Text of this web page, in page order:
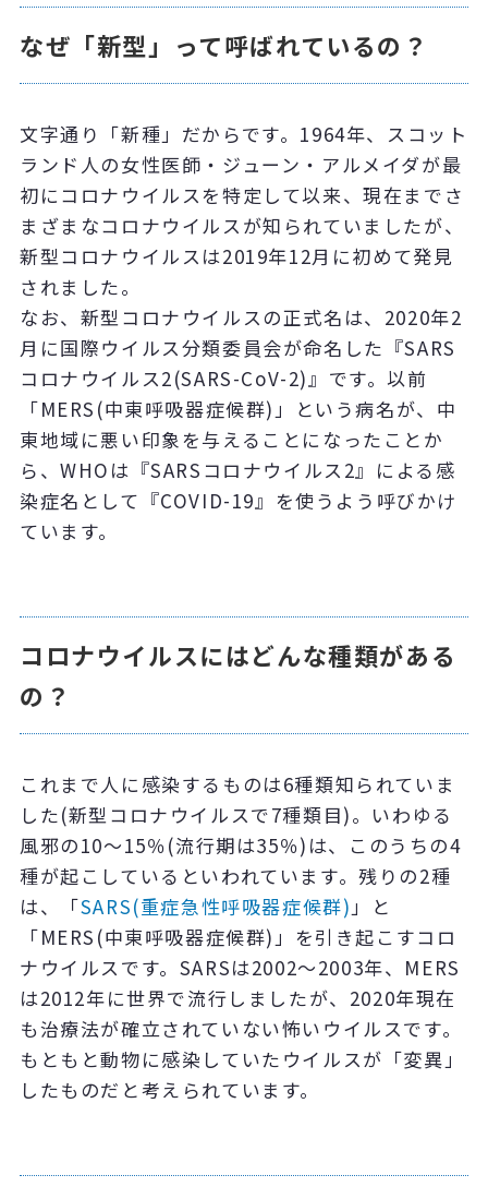
なぜ「新型」って呼ばれているの？
文字通り「新種」だからです。1964年、スコット
ランド人の女性医師・ジューン・アルメイダが最
初にコロナウイルスを特定して以来、現在までさ
まざまなコロナウイルスが知られていましたが、
新型コロナウイルスは2019年12月に初めて発見
されました。
なお、新型コロナウイルスの正式名は、2020年2
月に国際ウイルス分類委員会が命名した『SARS
コロナウイルス2(SARS-CoV-2)』です。以前
「MERS(中東呼吸器症候群)」という病名が、中
東地域に悪い印象を与えることになったことか
ら、WHOは『SARSコロナウイルス2』による感
染症名として『COVID-19』を使うよう呼びかけ
ています。
コロナウイルスにはどんな種類がある
の？
これまで人に感染するものは6種類知られていま
した(新型コロナウイルスで7種類目)。いわゆる
風邪の10～15％(流行期は35％)は、このうちの4
種が起こしているといわれています。残りの2種
は、「SARS(重症急性呼吸器症候群) 」と
「MERS(中東呼吸器症候群)」を引き起こすコロ
ナウイルスです。SARSは2002～2003年、MERS
は2012年に世界で流行しましたが、2020年現在
も治療法が確立されていない怖いウイルスです。
もともと動物に感染していたウイルスが「変異」
したものだと考えられています。